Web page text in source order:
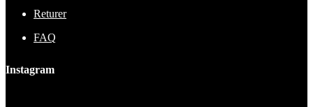
Returer
FAQ
Instagram